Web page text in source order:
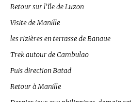
Retour sur l’île de Luzon
Visite de Manille
les rizières en terrasse de Banaue
Trek autour de Cambulao
Puis direction Batad
Retour à Manille